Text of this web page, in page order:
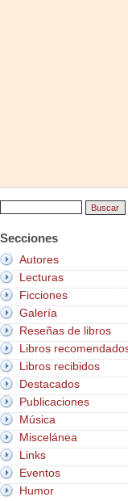
Secciones
Autores
Lecturas
Ficciones
Galería
Reseñas de libros
Libros
Libros recibidos
Destacados
Publicaciones
Música
Miscelánea
Links
Eventos
Humor